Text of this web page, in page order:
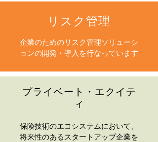
リスク管理
企業のためのリスク管理ソリューシ
ョンの開発・導入を行なっています
プライベート・エクイテ
ィ
保険技術のエコシステムにおいて、
将来性のあるスタートアップ企業を